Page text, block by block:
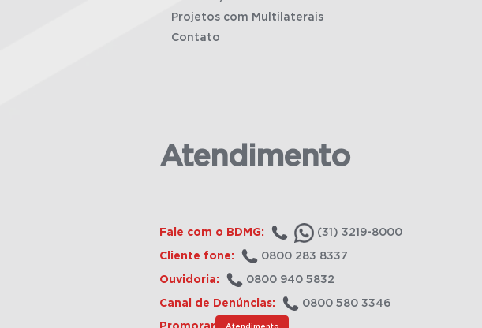
Projetos com Multilaterais
Contato
Atendimento
Fale com o BDMG: (31) 3219-8000
Cliente fone: 0800 283 8337
Ouvidoria: 0800 940 5832
Canal de Denúncias: 0800 580 3346
Atendimento